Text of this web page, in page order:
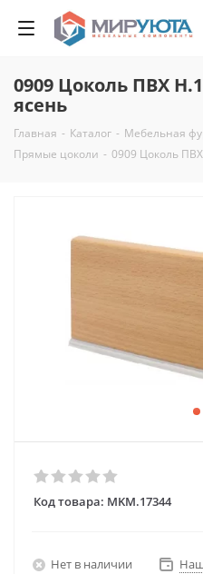
0909 Цоколь ПВХ
ясень
Главная - Каталог - Мебельная
Прямые цоколи - 0909 Цоколь
Код товара: MKM.17344
Нет в наличии